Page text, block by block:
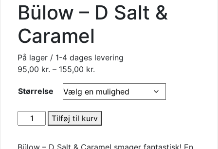
Bülow – D Salt &
Caramel
På lager / 1-4 dages levering
95,00 kr. – 155,00 kr.
til
Størrelse
Bülow
-
Tilføj til kurv
Bülow – D Salt & Caramel smager fantastisk! En